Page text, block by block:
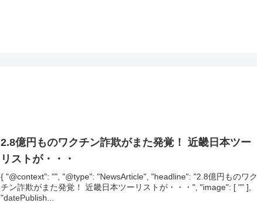
2.8億円ものワクチン詐欺がまた発覚！ 近畿日本ツー
リストが・・・
{ "@context": "", "@type": "NewsArticle", "headline": "2.8億円ものワク
チン詐欺がまた発覚！ 近畿日本ツーリストが・・・", "image": [ "" ],
"datePublish...